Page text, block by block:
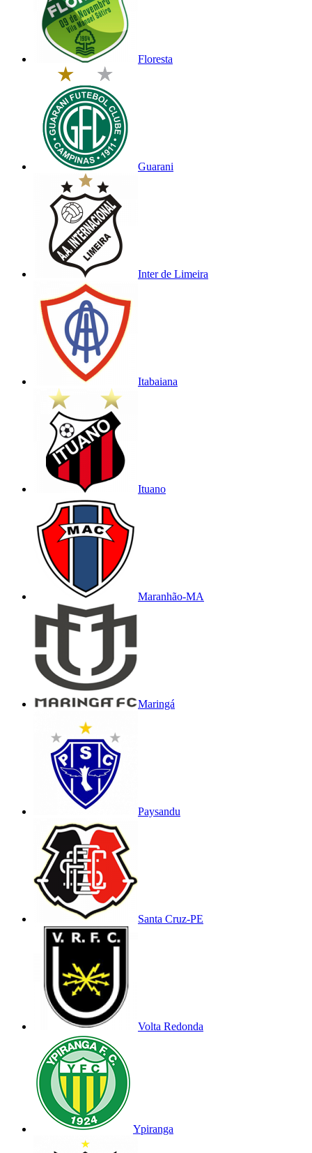
Floresta
Guarani
Inter de Limeira
Itabaiana
Ituano
Maranhão-MA
Maringá
Paysandu
Santa Cruz-PE
Volta Redonda
Ypiranga